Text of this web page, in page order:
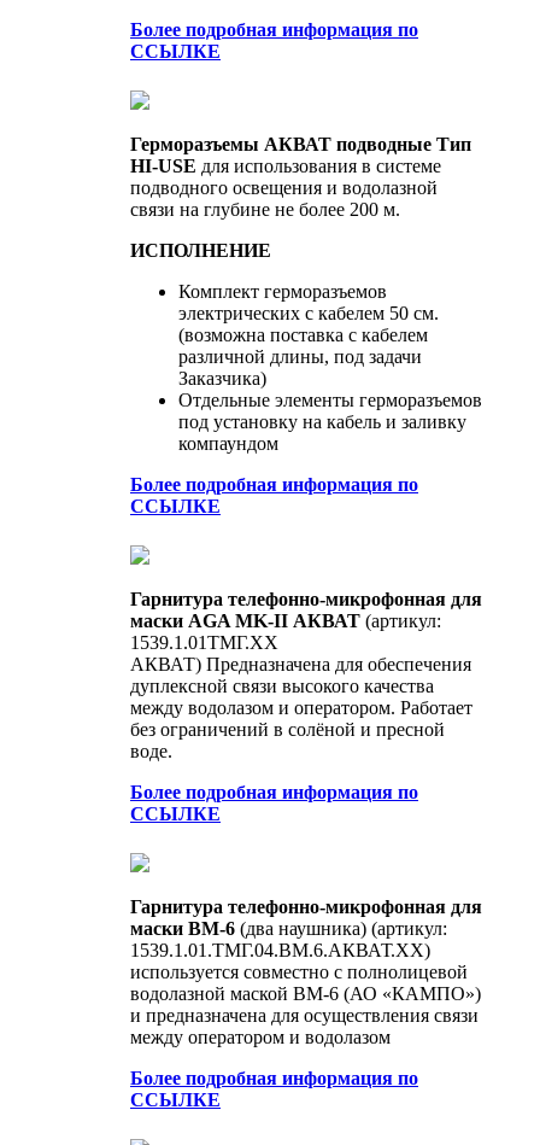
Более подробная информация по
ССЫЛКЕ
Герморазъемы АКВАТ подводные Тип
HI-USE для использования в системе
подводного освещения и водолазной
связи на глубине не более 200 м.
ИСПОЛНЕНИЕ
Комплект герморазъемов
электрических с кабелем 50 см.
(возможна поставка с кабелем
различной длины, под задачи
Заказчика)
Отдельные элементы герморазъемов
под установку на кабель и заливку
компаундом
Более подробная информация по
ССЫЛКЕ
Гарнитура телефонно-микрофонная для
маски AGA MK-II АКВАТ (артикул:
1539.1.01ТМГ.ХХ
АКВАТ) Предназначена для обеспечения
дуплексной связи высокого качества
между водолазом и оператором. Работает
без ограничений в солёной и пресной
воде.
Более подробная информация по
ССЫЛКЕ
Гарнитура телефонно-микрофонная для
маски ВМ-6 (два наушника) (артикул:
1539.1.01.ТМГ.04.ВМ.6.АКВАТ.XX)
используется совместно с полнолицевой
водолазной маской ВМ-6 (АО «КАМПО»)
и предназначена для осуществления связи
между оператором и водолазом
Более подробная информация по
ССЫЛКЕ